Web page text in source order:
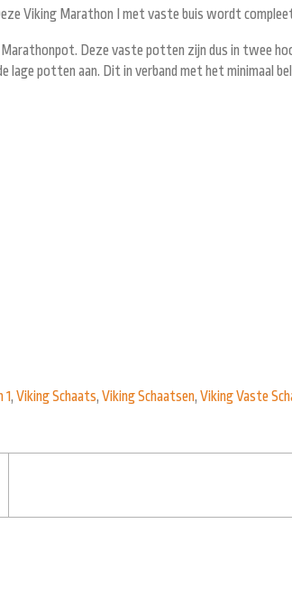
Viking Marathon I met vaste buis wordt
Marathonpot. Deze vaste potten zijn dus in twee
potten aan. Dit in verband met het minimaal
, Viking Schaats, Viking Schaatsen, Viking Vaste